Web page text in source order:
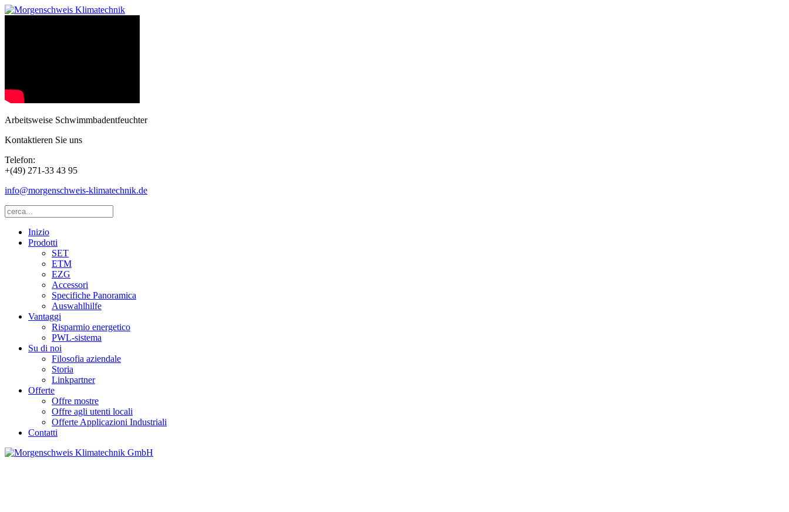
Arbeitsweise Schwimmbadentfeuchter
Kontaktieren Sie uns
Telefon:
+(49) 271-33 43 95
info@morgenschweis-klimatechnik.de
Inizio
Prodotti
SET
ETM
EZG
Accessori
Specifiche Panoramica
Auswahlhilfe
Vantaggi
Risparmio energetico
PWL-sistema
Su di noi
Filosofia aziendale
Storia
Linkpartner
Offerte
Offre mostre
Offre agli utenti locali
Offerte Applicazioni Industriali
Contatti